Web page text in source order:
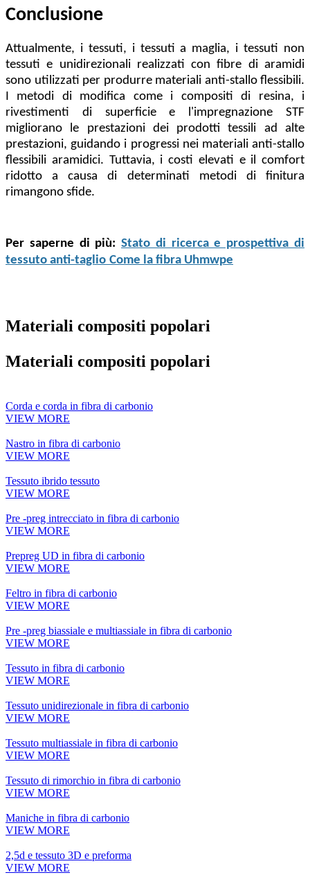
Conclusione
Attualmente, i tessuti, i tessuti a maglia, i tessuti non
tessuti e unidirezionali realizzati con fibre di aramidi
sono utilizzati per produrre materiali anti-stallo flessibili.
I metodi di modifica come i compositi di resina, i
rivestimenti di superficie e l'impregnazione STF
migliorano le prestazioni dei prodotti tessili ad alte
prestazioni, guidando i progressi nei materiali anti-stallo
flessibili aramidici. Tuttavia, i costi elevati e il comfort
ridotto a causa di determinati metodi di finitura
rimangono sfide.
Per saperne di più: Stato di ricerca e prospettiva di
tessuto anti-taglio Come la fibra Uhmwpe
Materiali compositi popolari
Materiali compositi popolari
Corda e corda in fibra di carbonio
VIEW MORE
Nastro in fibra di carbonio
VIEW MORE
Tessuto ibrido tessuto
VIEW MORE
Pre -preg intrecciato in fibra di carbonio
VIEW MORE
Prepreg UD in fibra di carbonio
VIEW MORE
Feltro in fibra di carbonio
VIEW MORE
Pre -preg biassiale e multiassiale in fibra di carbonio
VIEW MORE
Tessuto in fibra di carbonio
VIEW MORE
Tessuto unidirezionale in fibra di carbonio
VIEW MORE
Tessuto multiassiale in fibra di carbonio
VIEW MORE
Tessuto di rimorchio in fibra di carbonio
VIEW MORE
Maniche in fibra di carbonio
VIEW MORE
2,5d e tessuto 3D e preforma
VIEW MORE